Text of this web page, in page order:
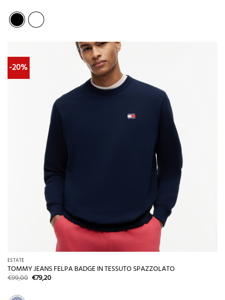
-20%
ESTATE
TOMMY JEANS FELPA BADGE IN TESSUTO SPAZZOLATO
€99,00 Il
€79,20Il